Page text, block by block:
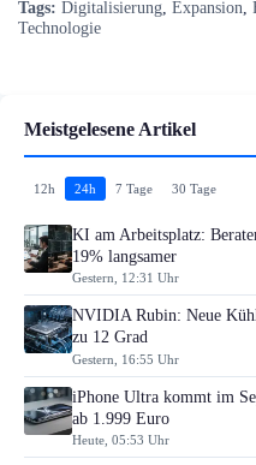
Tags: Digitalisierung Expansion
Technologie
Meistgelesene Artikel
12h 24h 7 Tage 30 Tage
KI am Arbeitsplatz:
19% langsamer
Gestern, 12:31 Uhr
NVIDIA Rubin: Neue
zu 12 Grad
Gestern, 16:55 Uhr
iPhone Ultra kommt im
ab 1.999 Euro
Heute, 05:53 Uhr